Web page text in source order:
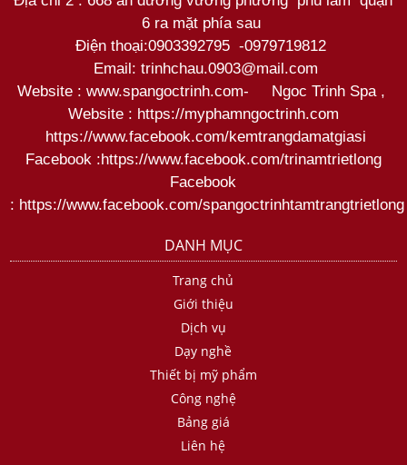
6 ra mặt phía sau
Điện thoại:0903392795 -0979719812
Email: trinhchau.0903@mail.com
Website : www.spangoctrinh.com- Ngoc Trinh Spa ,
Website : https://myphamngoctrinh.com
https://www.facebook.com/kemtrangdamatgiasi
Facebook :https://www.facebook.com/trinamtrietlong
Facebook
: https://www.facebook.com/spangoctrinhtamtrangtrietlong
DANH MỤC
Trang chủ
Giới thiệu
Dịch vụ
Dạy nghề
Thiết bị mỹ phẩm
Công nghệ
Bảng giá
Liên hệ